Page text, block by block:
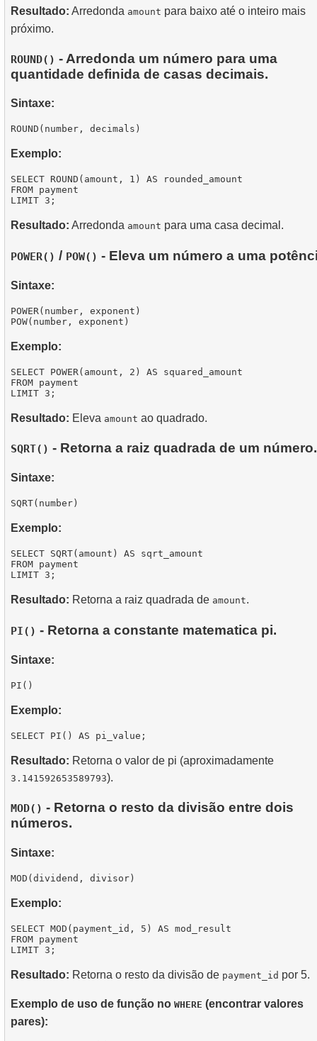
Resultado: Arredonda amount para baixo até o inteiro mais
próximo.
ROUND() - Arredonda um número para uma
quantidade definida de casas decimais.
Sintaxe:
Exemplo:
SELECT ROUND(amount, 1) AS rounded_amount
FROM payment
Resultado: Arredonda amount para uma casa decimal.
POWER() / POW() - Eleva um número a uma
Sintaxe:
POWER(number, exponent)
Exemplo:
SELECT POWER(amount, 2) AS squared_amount
FROM payment
Resultado: Eleva amount ao quadrado.
SQRT() - Retorna a raiz quadrada de um número.
Sintaxe:
Exemplo:
SELECT SQRT(amount) AS sqrt_amount
FROM payment
Resultado: Retorna a raiz quadrada de amount.
PI() - Retorna a constante matematica pi.
Sintaxe:
Exemplo:
Resultado: Retorna o valor de pi (aproximadamente
3.141592653589793).
MOD() - Retorna o resto da divisão entre dois
números.
Sintaxe:
Exemplo:
SELECT MOD(payment_id, 5) AS mod_result
FROM payment
Resultado: Retorna o resto da divisão de payment_id por 5.
Exemplo de uso de função no WHERE (encontrar valores
pares):